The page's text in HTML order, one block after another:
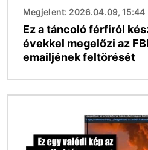
Megjelent: 2026.04.09, 15:44
Ez a táncoló férfiról
évekkel megelőzi az
emailjének feltörését